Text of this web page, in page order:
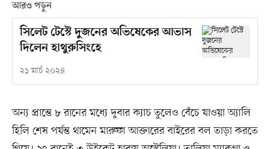
আরও পড়ুন
সিলেট টেস্টে দুজনের অভিষেকের আভাস
দিলেন হাথুরুসিংহে
২১ মার্চ ২০২৪
অন্য প্রান্তে ৮ রানের মধ্যে দুবার ক্যাচ তুলেও বেঁচে যাওয়া অ্যালি
হিলি শেষ পর্যন্ত থামেন মারুফা আক্তারের বাইরের বল তাড়া করতে